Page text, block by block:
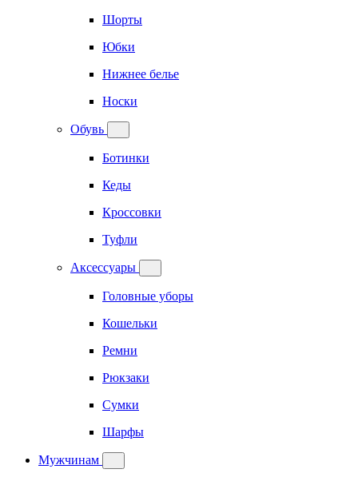
Шорты
Юбки
Нижнее белье
Носки
Обувь
Ботинки
Кеды
Кроссовки
Туфли
Аксессуары
Головные уборы
Кошельки
Ремни
Рюкзаки
Сумки
Шарфы
Мужчинам